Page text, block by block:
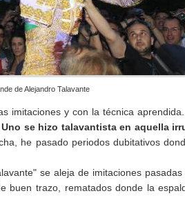
de Alejandro Talavante
imitaciones y con la técnica
Uno se hizo talavantista en aquella
he pasado periodos dubitativos
se aleja de imitaciones
buen trazo, rematados donde la